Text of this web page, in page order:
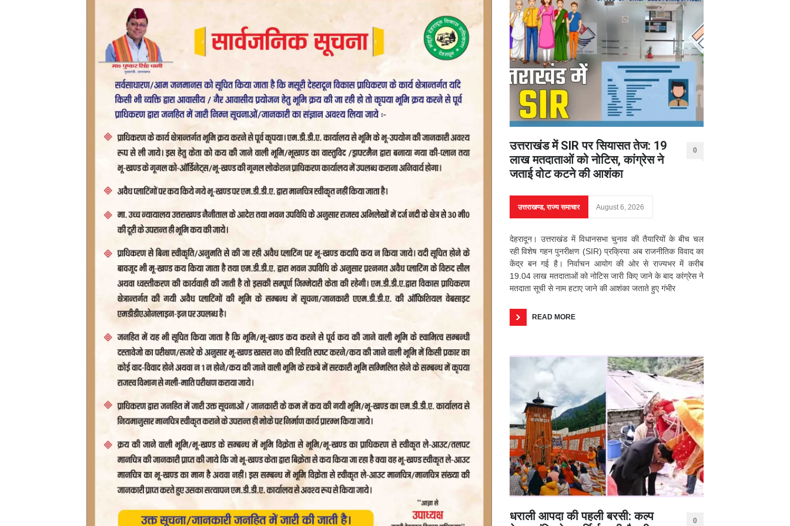
उत्तराखंड में SIR पर सियासत तेज: 19
लाख मतदाताओं को नोटिस, कांग्रेस ने
जताई वोट कटने की आशंका
0
उत्तराखण्ड,राज्य समाचार August 6, 2026
देहरादून। उत्तराखंड में विधानसभा चुनाव की तैयारियों के बीच चल
रही विशेष गहन पुनरीक्षण (SIR) प्रक्रिया अब राजनीतिक विवाद का
केंद्र बन गई है। निर्वाचन आयोग की ओर से राज्यभर में करीब
19.04 लाख मतदाताओं को नोटिस जारी किए जाने के बाद कांग्रेस ने
मतदाता सूची से नाम हटाए जाने की आशंका जताते हुए गंभीर
READ MORE
धराली आपदा की पहली बरसी: कल्प
0